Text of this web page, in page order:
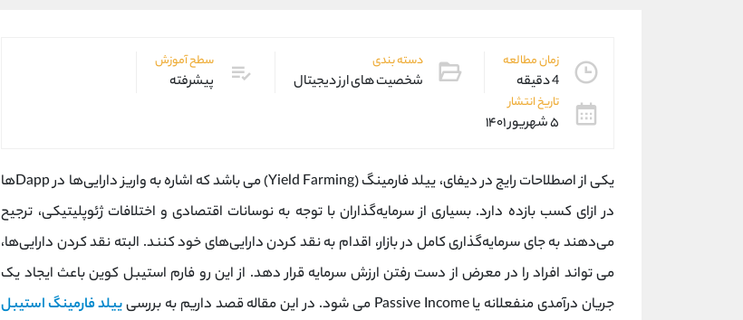
زمان مطالعه
4 دقیقه
دسته بندی
شخصیت های ارز دیجیتال
سطح آموزش
پیشرفته
تاریخ انتشار
۵ شهریور ۱۴۰۱
یکی از اصطلاحات رایج در دیفای، ییلد فارمینگ (Yield Farming) می باشد که اشاره به واریز دارایی‌ها در Dappها
در ازای کسب بازده دارد. بسیاری از سرمایه‌گذاران با توجه به نوسانات اقتصادی و اختلافات ژئوپلیتیکی، ترجیح
می‌دهند به جای سرمایه‌گذاری کامل در بازار، اقدام به نقد کردن دارایی‌های خود کنند. البته نقد کردن دارایی‌ها،
می تواند افراد را در معرض از دست رفتن ارزش سرمایه قرار ‌دهد. از این رو فارم استیبل کوین باعث ایجاد یک
جریان درآمدی منفعلانه یا Passive Income می شود. در این مقاله قصد داریم به بررسی
ییلد فارمینگ استیبل